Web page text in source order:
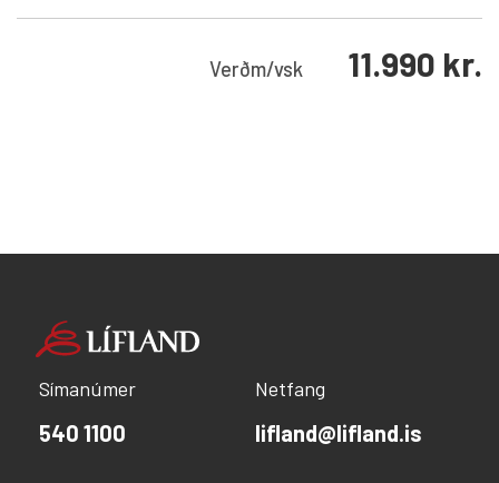
Verðm/vsk 11.990 kr.
Símanúmer
540 1100
Netfang
lifland@lifland.is